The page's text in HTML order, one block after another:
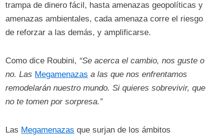
trampa de dinero fácil, hasta amenazas geopolíticas y
amenazas ambientales, cada amenaza corre el riesgo
de reforzar a las demás, y amplificarse.
Como dice Roubini, “Se acerca el cambio, nos guste o
no. Las Megamenazas a las que nos enfrentamos
remodelarán nuestro mundo. Si quieres sobrevivir, que
no te tomen por sorpresa.”
Las Megamenazas que surjan de los ámbitos